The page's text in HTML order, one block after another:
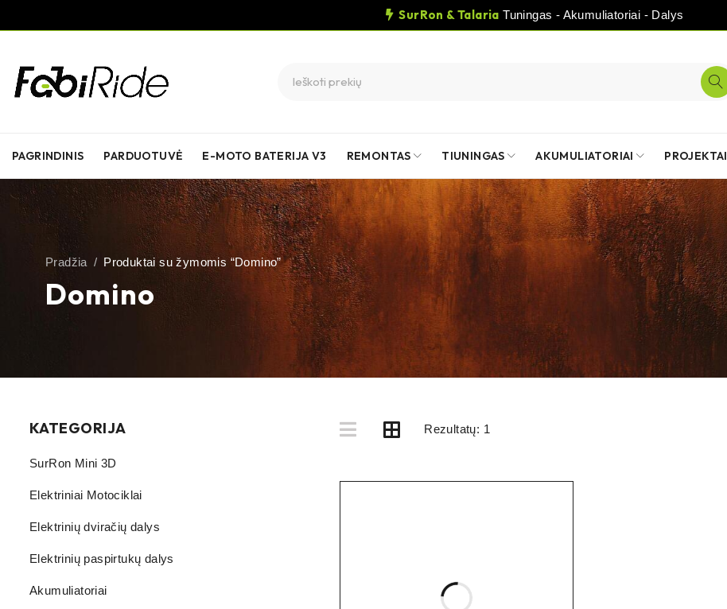
SurRon & Talaria Tuningas - Akumuliatoriai - Dalys
PAGRINDINIS PARDUOTUVĖ E-MOTO BATERIJA V3 REMONTAS TIUNINGAS AKUMULIATORIAI PROJEKTAI
Domino
Pradžia / Produktai su žymomis “Domino”
KATEGORIJA
SurRon Mini 3D
Elektriniai Motociklai
Elektrinių dviračių dalys
Elektrinių paspirtukų dalys
Akumuliatoriai
Rezultatų: 1